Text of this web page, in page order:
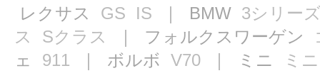
レクサス GS IS ｜ BMW 3シリー
ス
Sクラス ｜ フォルクスワーゲン
ェ 911 ｜ ボルボ V70 ｜ ミニ ミニ